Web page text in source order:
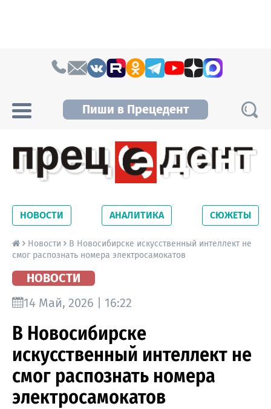
Пиши в Прецедент
Новосибирской области. Читайте свежие
новости на сайте сетевого издания
Precedent.
НОВОСТИ АНАЛИТИКА СЮЖЕТЫ
Новости
В Новосибирске искусственный интеллект не
смог распознать номера электросамокатов
НОВОСТИ
14 Май, 2026 | 16:22
В Новосибирске
искусственный интеллект не
смог распознать номера
электросамокатов